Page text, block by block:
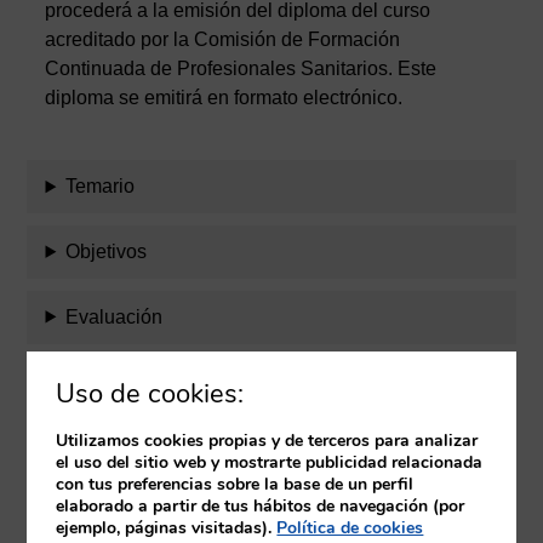
procederá a la emisión del diploma del curso
acreditado por la Comisión de Formación
Continuada de Profesionales Sanitarios. Este
diploma se emitirá en formato electrónico.
Temario
Objetivos
Evaluación
Equipo docente
Requisitos
Herramientas
Uso de cookies:
Utilizamos cookies propias y de terceros para analizar
el uso del sitio web y mostrarte publicidad relacionada
con tus preferencias sobre la base de un perfil
elaborado a partir de tus hábitos de navegación (por
ejemplo, páginas visitadas). Política de cookies